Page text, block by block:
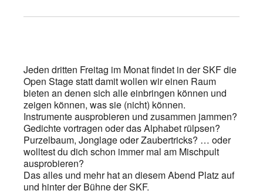
Jeden dritten Freitag im Monat findet in der SKF die
Open Stage statt damit wollen wir einen Raum
bieten an denen sich alle einbringen können und
zeigen können, was sie (nicht) können.
Instrumente ausprobieren und zusammen jammen?
Gedichte vortragen oder das Alphabet rülpsen?
Purzelbaum, Jonglage oder Zaubertricks? … oder
wolltest du dich schon immer mal am Mischpult
ausprobieren?
Das alles und mehr hat an diesem Abend Platz auf
und hinter der Bühne der SKF.